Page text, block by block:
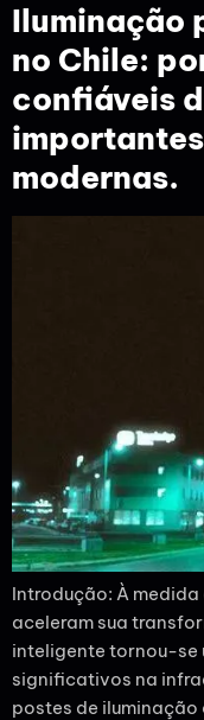
Iluminação
no Chile:
confiáveis
modernas.
Introdução: À medida
aceleram sua
inteligente tornou-se
significativos na
postes de